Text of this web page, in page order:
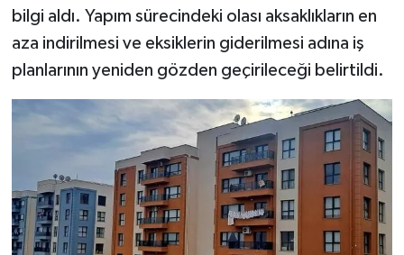
bilgi aldı. Yapım sürecindeki olası aksaklıkların en
aza indirilmesi ve eksiklerin giderilmesi adına iş
planlarının yeniden gözden geçirileceği belirtildi.